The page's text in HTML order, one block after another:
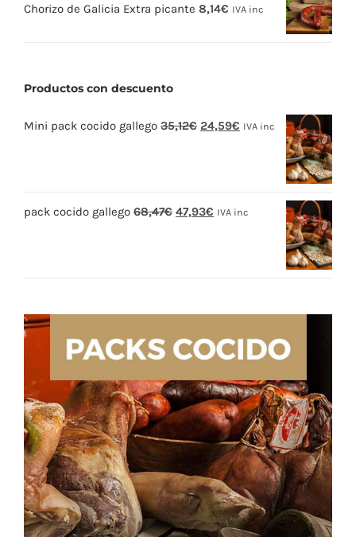
Chorizo de Galicia Extra picante 8,14€ IVA inc
Productos con descuento
Mini pack cocido gallego 35,12€ El
35,12€.
24,59€ El
24,59€.
IVA inc
pack cocido gallego 68,47€ El
47,93€ El
IVA inc